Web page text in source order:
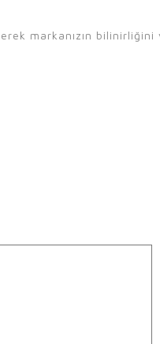
markanızın bilinirliğini